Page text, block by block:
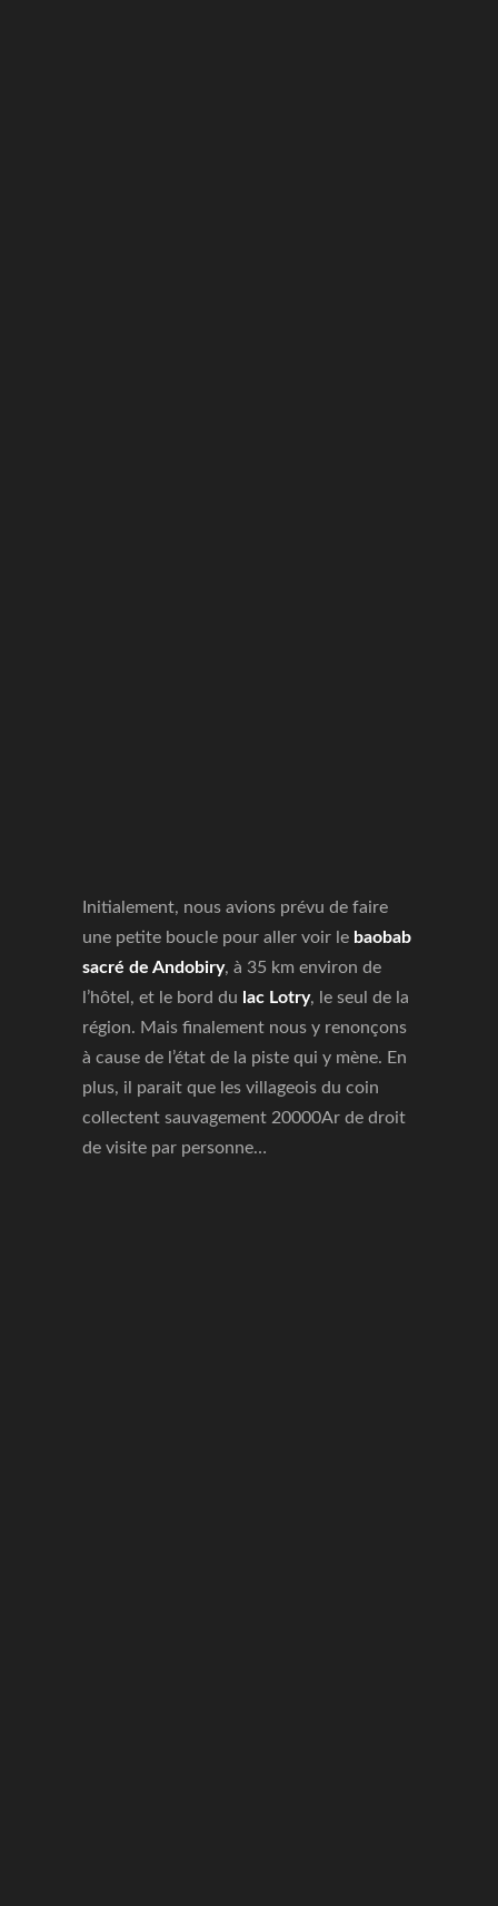
Initialement, nous avions prévu de faire
une petite boucle pour aller voir le baobab
sacré de Andobiry, à 35 km environ de
l’hôtel, et le bord du lac Lotry, le seul de la
région. Mais finalement nous y renonçons
à cause de l’état de la piste qui y mène. En
plus, il parait que les villageois du coin
collectent sauvagement 20000Ar de droit
de visite par personne…